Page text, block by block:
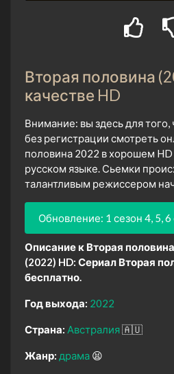
Вторая половина
качестве HD
Внимание: вы здесь для того,
без регистрации смотреть
половина 2022 в хорошем HD
русском языке. Сьемки
талантливым режиссером
Обновление: 1 сезон 4, 5,
Описание к Вторая
(2022) HD: Сериал Вторая
бесплатно.
Год выхода: 2022
Страна: Австралия🇦🇺
Жанр: драма 😫